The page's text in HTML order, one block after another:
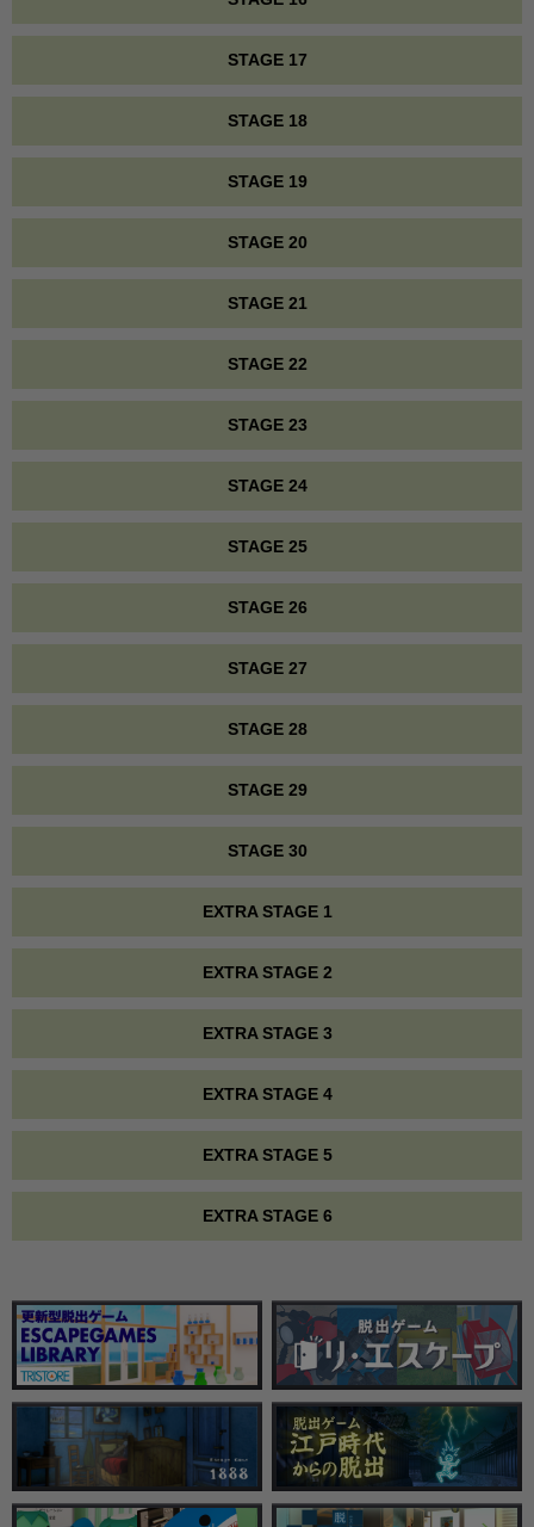
STAGE 17
STAGE 18
STAGE 19
STAGE 20
STAGE 21
STAGE 22
STAGE 23
STAGE 24
STAGE 25
STAGE 26
STAGE 27
STAGE 28
STAGE 29
STAGE 30
EXTRA STAGE 1
EXTRA STAGE 2
EXTRA STAGE 3
EXTRA STAGE 4
EXTRA STAGE 5
EXTRA STAGE 6